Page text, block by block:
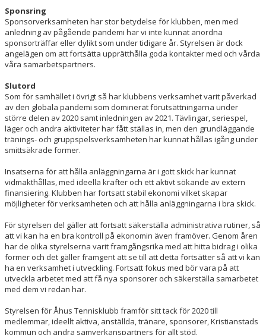
Sponsring
Sponsorverksamheten har stor betydelse för klubben, men med
anledning av pågående pandemi har vi inte kunnat anordna
sponsorträffar eller dylikt som under tidigare år. Styrelsen är dock
angelägen om att fortsätta upprätthålla goda kontakter med och vårda
våra samarbetspartners.
Slutord
Som för samhället i övrigt så har klubbens verksamhet varit påverkad
av den globala pandemi som dominerat förutsättningarna under
större delen av 2020 samt inledningen av 2021. Tävlingar, seriespel,
läger och andra aktiviteter har fått ställas in, men den grundläggande
tränings- och gruppspelsverksamheten har kunnat hållas igång under
smittsäkrade former.
Insatserna för att hålla anläggningarna är i gott skick har kunnat
vidmakthållas, med ideella krafter och ett aktivt sökande av extern
finansiering. Klubben har fortsatt stabil ekonomi vilket skapar
möjligheter för verksamheten och att hålla anläggningarna i bra skick.
För styrelsen del gäller att fortsatt säkerställa administrativa rutiner, så
att vi kan ha en bra kontroll på ekonomin även framöver. Genom åren
har de olika styrelserna varit framgångsrika med att hitta bidrag i olika
former och det gäller framgent att se till att detta fortsätter så att vi kan
ha en verksamhet i utveckling. Fortsatt fokus med bör vara på att
utveckla arbetet med att få nya sponsorer och säkerställa samarbetet
med dem vi redan har.
Styrelsen för Åhus Tennisklubb framför sitt tack för 2020 till
medlemmar, ideellt aktiva, anställda, tränare, sponsorer, Kristianstads
kommun och andra samverkanspartners för allt stöd.